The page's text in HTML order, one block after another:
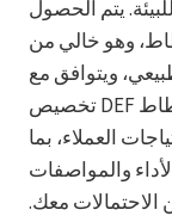
يتم الحصول
وهو خالي من
ويتوافق مع
المستقبل كمادة بيئية خضراء. يمكن لمطاط DEF تخصيص
العملاء، بما
والمواصفات
الاحتمالات معك.